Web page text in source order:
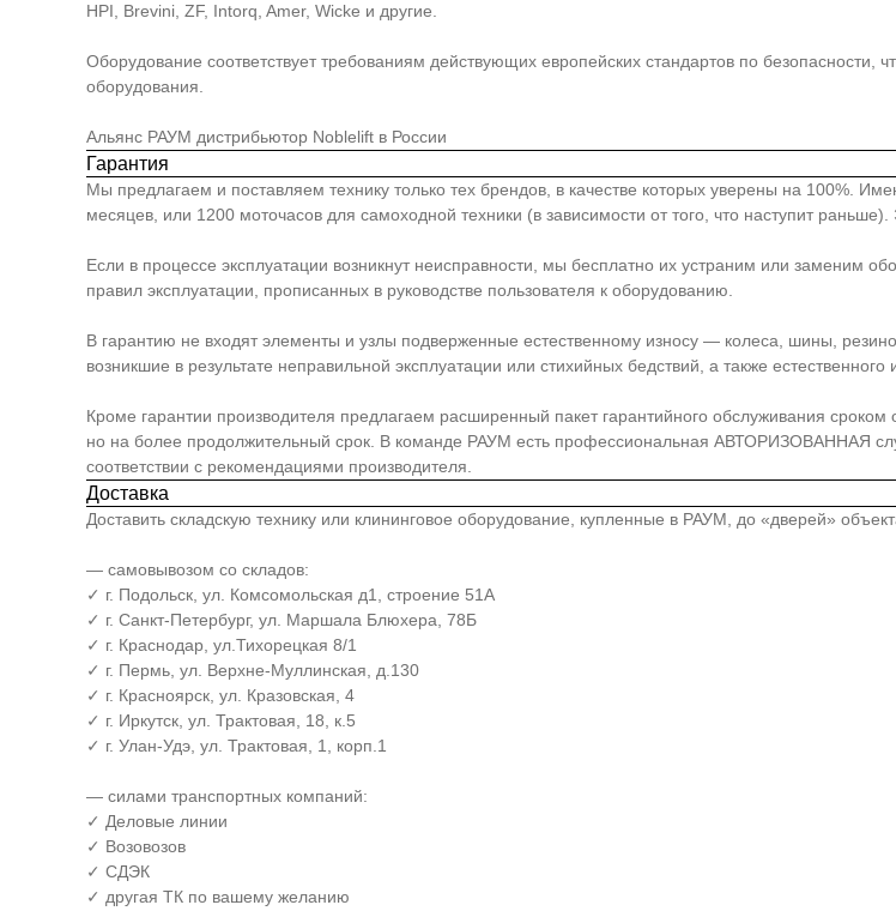
HPI, Brevini, ZF, Intorq, Amer, Wicke и другие.
Оборудование соответствует требованиям действующих европейских стандартов по
оборудования.
Альянс РАУМ дистрибьютор Noblelift в России
Гарантия
Мы предлагаем и поставляем технику только тех брендов, в качестве которых уверены на 100%.
месяцев, или 1200 моточасов для самоходной техники (в зависимости от того, что наступит
Если в процессе эксплуатации возникнут неисправности, мы бесплатно их устраним или заменим
правил эксплуатации, прописанных в руководстве пользователя к оборудованию.
В гарантию не входят элементы и узлы подверженные естественному износу — колеса, шины,
возникшие в результате неправильной эксплуатации или стихийных бедствий, а также естественного
Кроме гарантии производителя предлагаем расширенный пакет гарантийного обслуживания сроком
но на более продолжительный срок. В команде РАУМ есть профессиональная АВТОРИЗОВАННАЯ
соответствии с рекомендациями производителя.
Доставка
Доставить складскую технику или клининговое оборудование, купленные в РАУМ, до «дверей»
— самовывозом со складов:
✓ г. Подольск, ул. Комсомольская д1, строение 51А
✓ г. Санкт-Петербург, ул. Маршала Блюхера, 78Б
✓ г. Краснодар, ул.Тихорецкая 8/1
✓ г. Пермь, ул. Верхне-Муллинская, д.130
✓ г. Красноярск, ул. Кразовская, 4
✓ г. Иркутск, ул. Трактовая, 18, к.5
✓ г. Улан-Удэ, ул. Трактовая, 1, корп.1
— силами транспортных компаний:
✓ Деловые линии
✓ Возовозов
✓ СДЭК
✓ другая ТК по вашему желанию